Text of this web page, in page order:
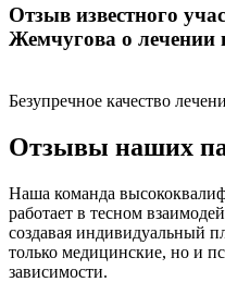
Отзыв известного
Жемчугова о лечении
Безупречное качество
Отзывы наших
Наша команда
работает в тесном
создавая индивидуальный
только медицинские, но и
зависимости.